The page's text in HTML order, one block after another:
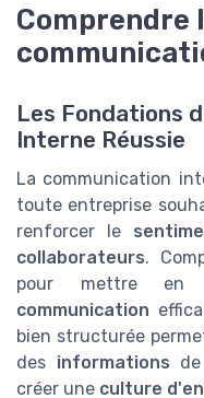
Comprendre
Les Fondations
Interne Réussie
La communication
toute entreprise
renforcer le
collaborateurs.
pour mettre
communication
bien structurée
des informations
créer une culture